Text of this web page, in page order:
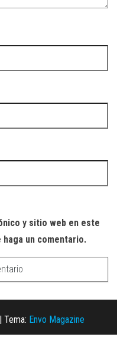
y sitio web en este
haga un comentario.
Tema: Envo Magazine